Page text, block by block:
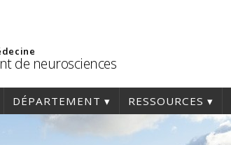
de neurosciences
DÉPARTEMENT RESSOURCES